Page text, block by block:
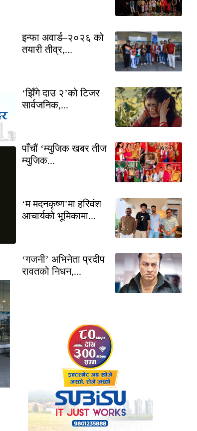
इन्फा अवार्ड–२०२६ को
तयारी तीव्र,...
‘झिँगे दाउ २’को टिजर
सार्वजनिक,...
पाँचौं ‘म्युजिक खबर तीज
म्युजिक...
‘म मदनकृष्ण’मा हरिवंश
आचार्यको भूमिकामा...
‘गजनी’ अभिनेता प्रदीप
रावतको निधन,...